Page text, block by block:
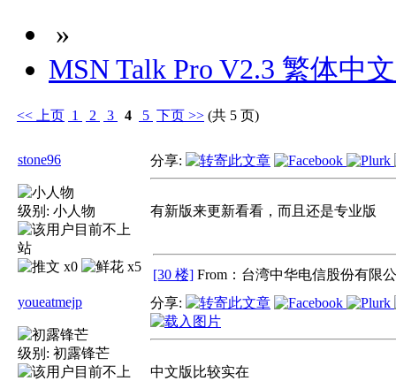
»
MSN Talk Pro V2.3 繁体中
<< 上页 1 2 3 4 5 下页 >> (共 5 页)
stone96
级别: 小人物
x0 x5
分享:
有新版来更新看看，而且还是专业版
[30 楼] From：台湾中华电信股份有限
youeatmejp
级别: 初露锋芒
分享:
中文版比较实在